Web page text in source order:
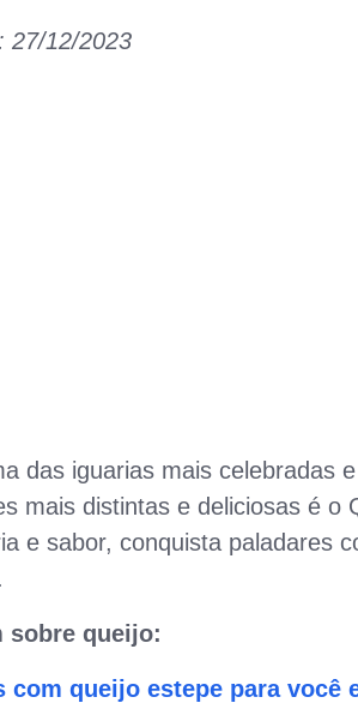
27/12/2023
das iguarias mais celebradas
mais distintas e deliciosas é o
e sabor, conquista paladares
sobre queijo:
com queijo estepe para você